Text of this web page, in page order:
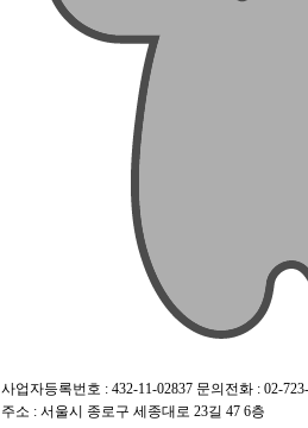
사업자등록번호 : 432-11-02837 문의전화 : 02-
주소 : 서울시 종로구 세종대로 23길 47 6층